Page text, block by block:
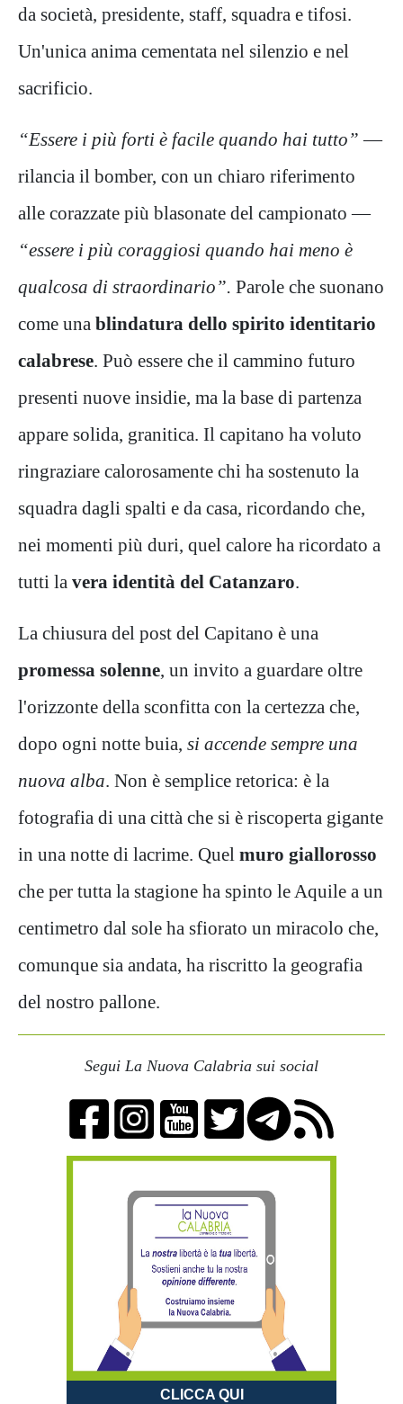
da società, presidente, staff, squadra e tifosi.
Un'unica anima cementata nel silenzio e nel
sacrificio.
“Essere i più forti è facile quando hai tutto” —
rilancia il bomber, con un chiaro riferimento
alle corazzate più blasonate del campionato —
“essere i più coraggiosi quando hai meno è
qualcosa di straordinario”. Parole che suonano
come una blindatura dello spirito identitario
calabrese. Può essere che il cammino futuro
presenti nuove insidie, ma la base di partenza
appare solida, granitica. Il capitano ha voluto
ringraziare calorosamente chi ha sostenuto la
squadra dagli spalti e da casa, ricordando che,
nei momenti più duri, quel calore ha ricordato a
tutti la vera identità del Catanzaro.
La chiusura del post del Capitano è una
promessa solenne, un invito a guardare oltre
l'orizzonte della sconfitta con la certezza che,
dopo ogni notte buia, si accende sempre una
nuova alba. Non è semplice retorica: è la
fotografia di una città che si è riscoperta gigante
in una notte di lacrime. Quel muro giallorosso
che per tutta la stagione ha spinto le Aquile a un
centimetro dal sole ha sfiorato un miracolo che,
comunque sia andata, ha riscritto la geografia
del nostro pallone.
Segui La Nuova Calabria sui social
CLICCA QUI